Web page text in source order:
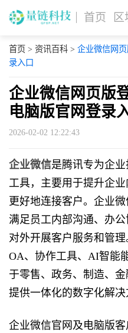
首页 区
首页 > 资讯百科> 企业微信网
录入口
企业微信网页版
电脑版官网登录
2026-02-02 12:22:43
企业微信是腾讯专为企
工具，主要用于提升企
更好地连接客户。企业
满足员工内部沟通、办
对外开展客户服务和管
OA、协作工具、AI智能
于零售、政务、制造、
提供一体化的数字化解决
企业微信官网及电脑版客